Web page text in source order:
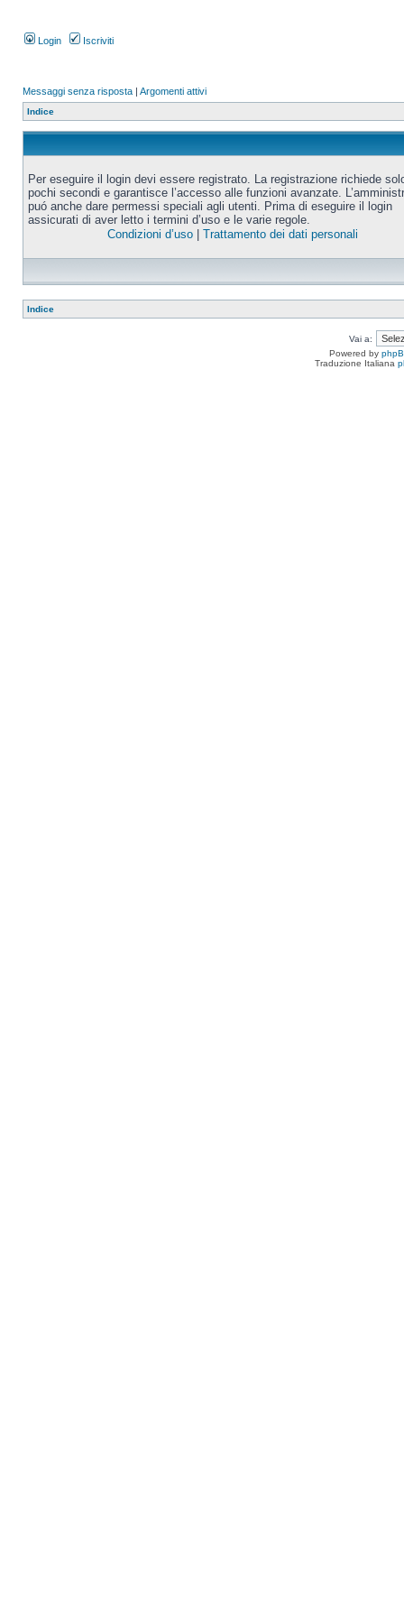
Login Iscriviti
Messaggi senza risposta | Argomenti attivi
Indice
Per eseguire il login devi essere registrato. La registrazione richiede
pochi secondi e garantisce l’accesso alle funzioni avanzate.
puó anche dare permessi speciali agli utenti. Prima di eseguire il login
assicurati di aver letto i termini d’uso e le varie regole.
Condizioni d’uso| Trattamento dei dati personali
Indice
Vai a:
Powered by
Traduzione Italiana